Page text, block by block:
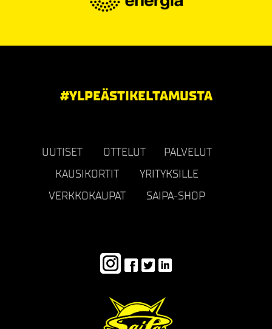
#YLPEÄSTIKELTAMUSTA
UUTISET OTTELUT
PALVELUT
KAUSIKORTIT
YRITYKSILLE
VERKKOKAUPAT
SAIPA-SHOP